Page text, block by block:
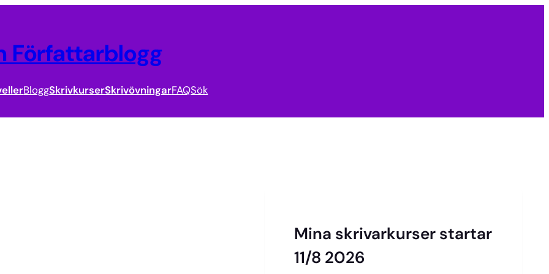
Författarblogg
BloggSkrivkurserSkrivövningarFAQSök
Mina skrivarkurser startar
11/8 2026